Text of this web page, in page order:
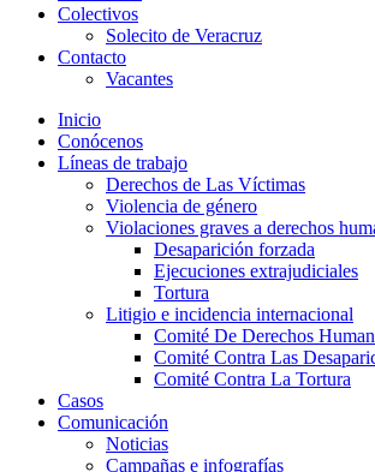
Colectivos
Solecito de Veracruz
Contacto
Vacantes
Inicio
Conócenos
Líneas de trabajo
Derechos de Las Víctimas
Violencia de género
Violaciones graves a derechos
Desaparición forzada​
Ejecuciones extrajudiciales
Tortura
Litigio e incidencia internacional
Comité De Derechos
Comité Contra Las
Comité Contra La Tortura​
Casos
Comunicación
Noticias
Campañas e infografías